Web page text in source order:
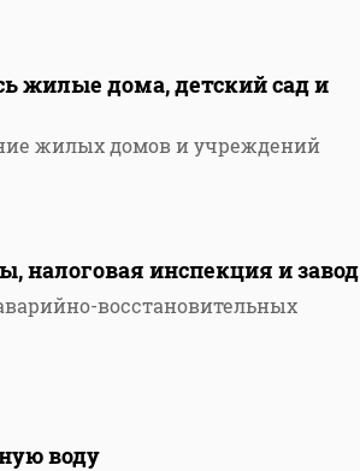
жилые дома, детский сад и
жилых домов и учреждений
налоговая инспекция и завод
восстановительных
воду